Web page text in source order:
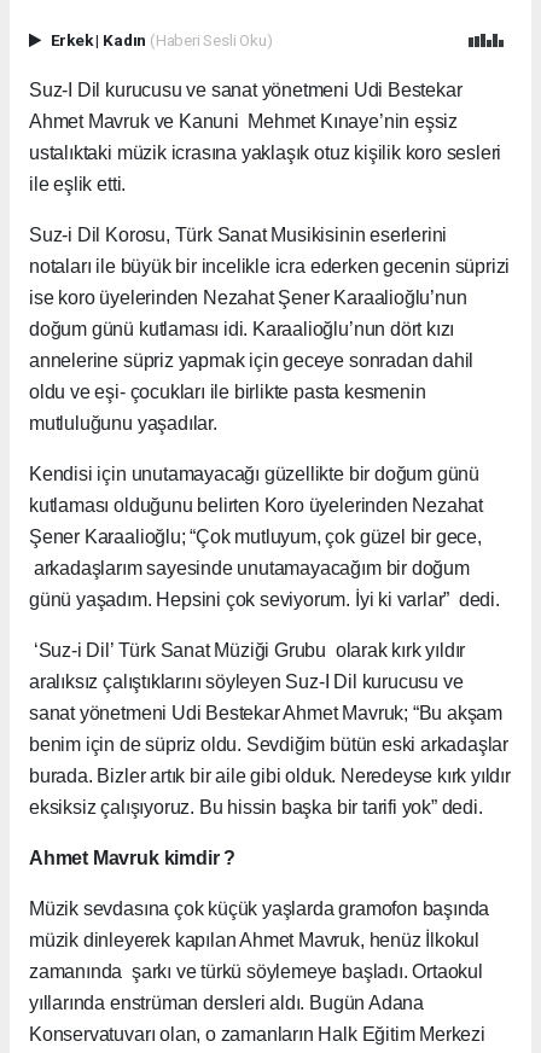
Erkek| Kadın (Haberi Sesli Oku)
Suz-I Dil kurucusu ve sanat yönetmeni Udi Bestekar
Ahmet Mavruk ve Kanuni Mehmet Kınaye’nin eşsiz
ustalıktaki müzik icrasına yaklaşık otuz kişilik koro sesleri
ile eşlik etti.
Suz-i Dil Korosu, Türk Sanat Musikisinin eserlerini
notaları ile büyük bir incelikle icra ederken gecenin süprizi
ise koro üyelerinden Nezahat Şener Karaalioğlu’nun
doğum günü kutlaması idi. Karaalioğlu’nun dört kızı
annelerine süpriz yapmak için geceye sonradan dahil
oldu ve eşi- çocukları ile birlikte pasta kesmenin
mutluluğunu yaşadılar.
Kendisi için unutamayacağı güzellikte bir doğum günü
kutlaması olduğunu belirten Koro üyelerinden Nezahat
Şener Karaalioğlu; “Çok mutluyum, çok güzel bir gece,
arkadaşlarım sayesinde unutamayacağım bir doğum
günü yaşadım. Hepsini çok seviyorum. İyi ki varlar” dedi.
‘Suz-i Dil’ Türk Sanat Müziği Grubu olarak kırk yıldır
aralıksız çalıştıklarını söyleyen Suz-I Dil kurucusu ve
sanat yönetmeni Udi Bestekar Ahmet Mavruk; “Bu akşam
benim için de süpriz oldu. Sevdiğim bütün eski arkadaşlar
burada. Bizler artık bir aile gibi olduk. Neredeyse kırk yıldır
eksiksiz çalışıyoruz. Bu hissin başka bir tarifi yok” dedi.
Ahmet Mavruk kimdir ?
Müzik sevdasına çok küçük yaşlarda gramofon başında
müzik dinleyerek kapılan Ahmet Mavruk, henüz İlkokul
zamanında şarkı ve türkü söylemeye başladı. Ortaokul
yıllarında enstrüman dersleri aldı. Bugün Adana
Konservatuvarı olan, o zamanların Halk Eğitim Merkezi